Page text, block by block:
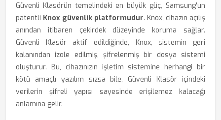
Güvenli Klasörün temelindeki en büyük güç, Samsung'un
patentli Knox güvenlik platformudur. Knox, cihazın açılış
anından itibaren çekirdek düzeyinde koruma sağlar.
Güvenli Klasör aktif edildiğinde, Knox, sistemin geri
kalanından izole edilmiş, şifrelenmiş bir dosya sistemi
oluşturur. Bu, cihazınızın işletim sistemine herhangi bir
kötü amaçlı yazılım sızsa bile, Güvenli Klasör içindeki
verilerin şifreli yapısı sayesinde erişilemez kalacağı
anlamına gelir.